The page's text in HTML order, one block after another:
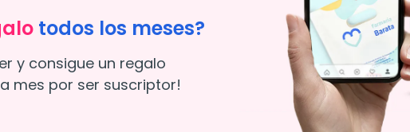
todos los meses?
y consigue un regalo
mes por ser suscriptor!